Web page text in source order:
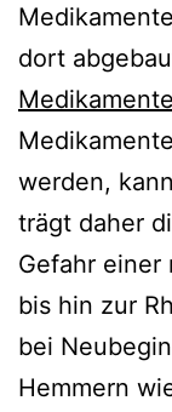
dort
werden,
trägt daher
Gefahr einer
bis hin zur
bei
Hemmern